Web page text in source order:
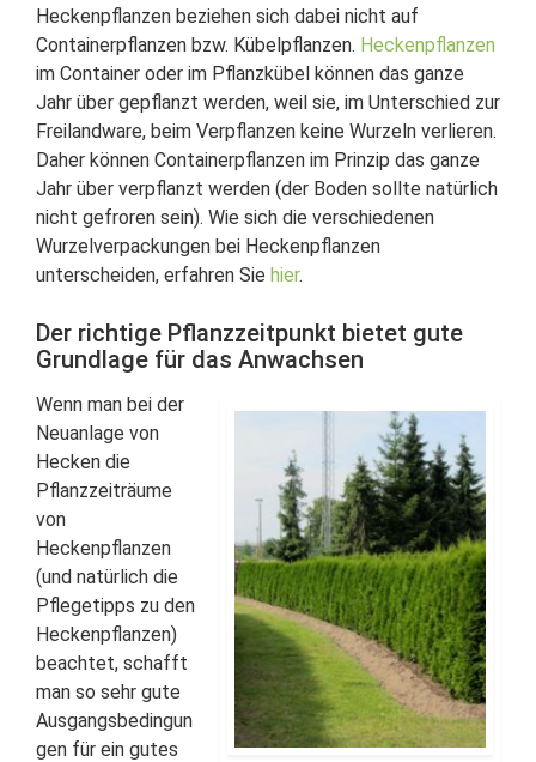
Heckenpflanzen beziehen sich dabei nicht auf
Containerpflanzen bzw. Kübelpflanzen. Heckenpflanzen
im Container oder im Pflanzkübel können das ganze
Jahr über gepflanzt werden, weil sie, im Unterschied zur
Freilandware, beim Verpflanzen keine Wurzeln verlieren.
Daher können Containerpflanzen im Prinzip das ganze
Jahr über verpflanzt werden (der Boden sollte natürlich
nicht gefroren sein). Wie sich die verschiedenen
Wurzelverpackungen bei Heckenpflanzen
unterscheiden, erfahren Sie hier.
Der richtige Pflanzzeitpunkt bietet gute
Grundlage für das Anwachsen
Wenn man bei der
Neuanlage von
Hecken die
Pflanzzeiträume
von
Heckenpflanzen
(und natürlich die
Pflegetipps zu den
Heckenpflanzen)
beachtet, schafft
man so sehr gute
Ausgangsbedingun
gen für ein gutes